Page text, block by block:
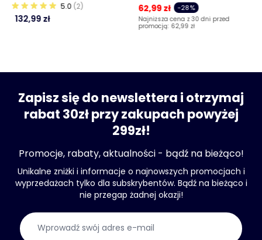
5.0 (2)
132,99 zł
62,99 zł -28%
Najniższa cena z 30 dni przed
promocją: 62,99 zł
Zapisz się do newslettera i otrzymaj
rabat 30zł przy zakupach powyżej
299zł!
Promocje, rabaty, aktualności - bądź na bieżąco!
Unikalne zniżki i informacje o najnowszych promocjach i
wyprzedażach tylko dla subskrybentów. Bądź na bieżąco i
nie przegap żadnej okazji!